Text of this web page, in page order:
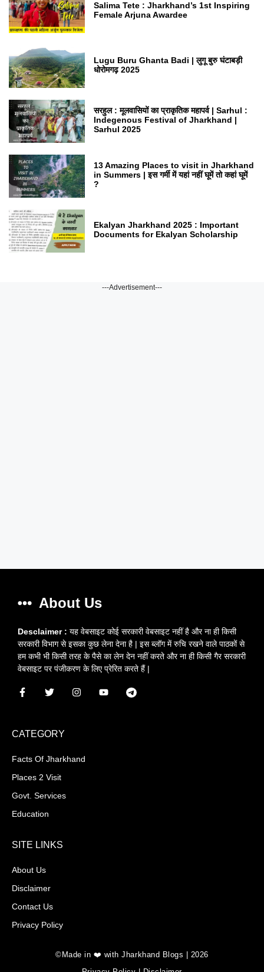
Salima Tete : Jharkhand’s 1st Inspiring
Female Arjuna Awardee
Lugu Buru Ghanta Badi | लुगू बुरु घंटाबड़ी
धोरोमगढ़ 2025
सरहुल : मूलवासियों का प्राकृतिक महापर्व | Sarhul :
Indegenous Festival of Jharkhand |
Sarhul 2025
13 Amazing Places to visit in Jharkhand
in Summers | इस गर्मी में यहां नहीं घूमें तो कहां घूमें
?
Ekalyan Jharkhand 2025 : Important
Documents for Ekalyan Scholarship
---Advertisement---
About Us
Desclaimer : यह वेबसाइट कोई सरकारी वेबसाइट नहीं है और ना ही किसी
सरकारी विभाग से इसका कुछ लेना देना है | इस ब्लॉग में रुचि रखने वाले पाठकों से
हम कभी भी किसी तरह के पैसे का लेन देन नहीं करते और ना ही किसी गैर सरकारी
वेबसाइट पर पंजीकरण के लिए प्रेरित करते हैं |
CATEGORY
Facts Of Jharkhand
Places 2 Visit
Govt. Services
Education
SITE LINKS
About Us
Disclaimer
Contact Us
Privacy Policy
©Made in ❤️ with Jharkhand Blogs | 2026